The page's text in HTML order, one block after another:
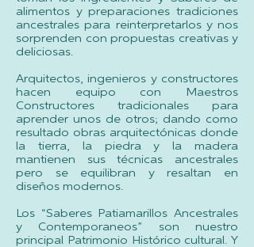
alimentos y preparaciones tradiciones
ancestrales para reinterpretarlos y nos
sorprenden con propuestas creativas y
deliciosas.
Arquitectos, ingenieros y constructores
hacen equipo con Maestros
Constructores tradicionales para
aprender unos de otros; dando como
resultado obras arquitectónicas donde
la tierra, la piedra y la madera
mantienen sus técnicas ancestrales
pero se equilibran y resaltan en
diseños modernos.
Los “Saberes Patiamarillos Ancestrales
y Contemporaneos” son nuestro
principal Patrimonio Histórico cultural. Y